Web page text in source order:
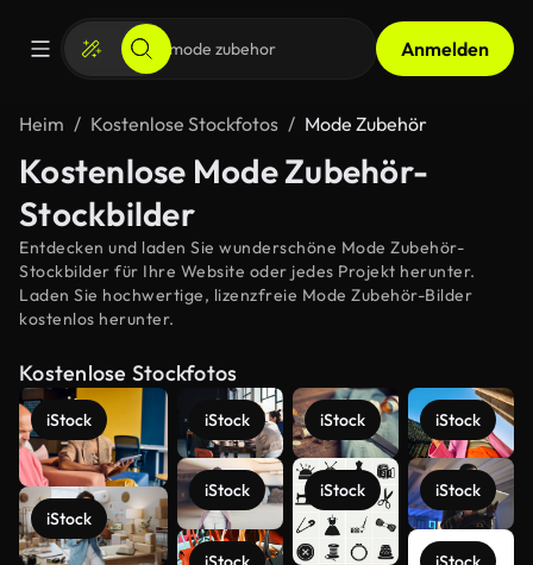
Anmelden
Heim Kostenlose Stockfotos Mode Zubehör
Kostenlose Mode Zubehör-
Stockbilder
Entdecken und laden Sie wunderschöne Mode Zubehör-
Stockbilder für Ihre Website oder jedes Projekt herunter.
Laden Sie hochwertige, lizenzfreie Mode Zubehör-Bilder
kostenlos herunter.
Kostenlose Stockfotos
iStock
iStock
iStock
iStock
iStock
iStock
iStock
iStock